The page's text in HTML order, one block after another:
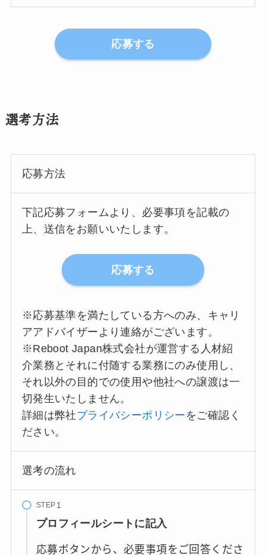
応募する
選考方法
応募方法
下記応募フォームより、必要事項を記載の
上、送信をお願いいたします。
応募する
※応募基準を満たしている方へのみ、キャリ
アアドバイザーより連絡がございます。
※Reboot Japan株式会社が運営する人材紹
介業務とそれに付随する業務にのみ使用し、
それ以外の目的での使用や他社への譲渡は一
切発生いたしません。
詳細は弊社プライバシーポリシー をご確認く
ださい。
選考の流れ
STEP
プロフィールシートに記入
応募ボタンから、必要事項をご回答くださ